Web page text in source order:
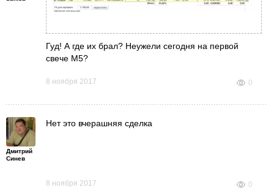
Гуд! А где их брал? Неужели сегодня на первой
свече М5?
8 ноября 2017 0
Дмитрий
Синев
Нет это вчерашняя сделка
8 ноября 2017 0